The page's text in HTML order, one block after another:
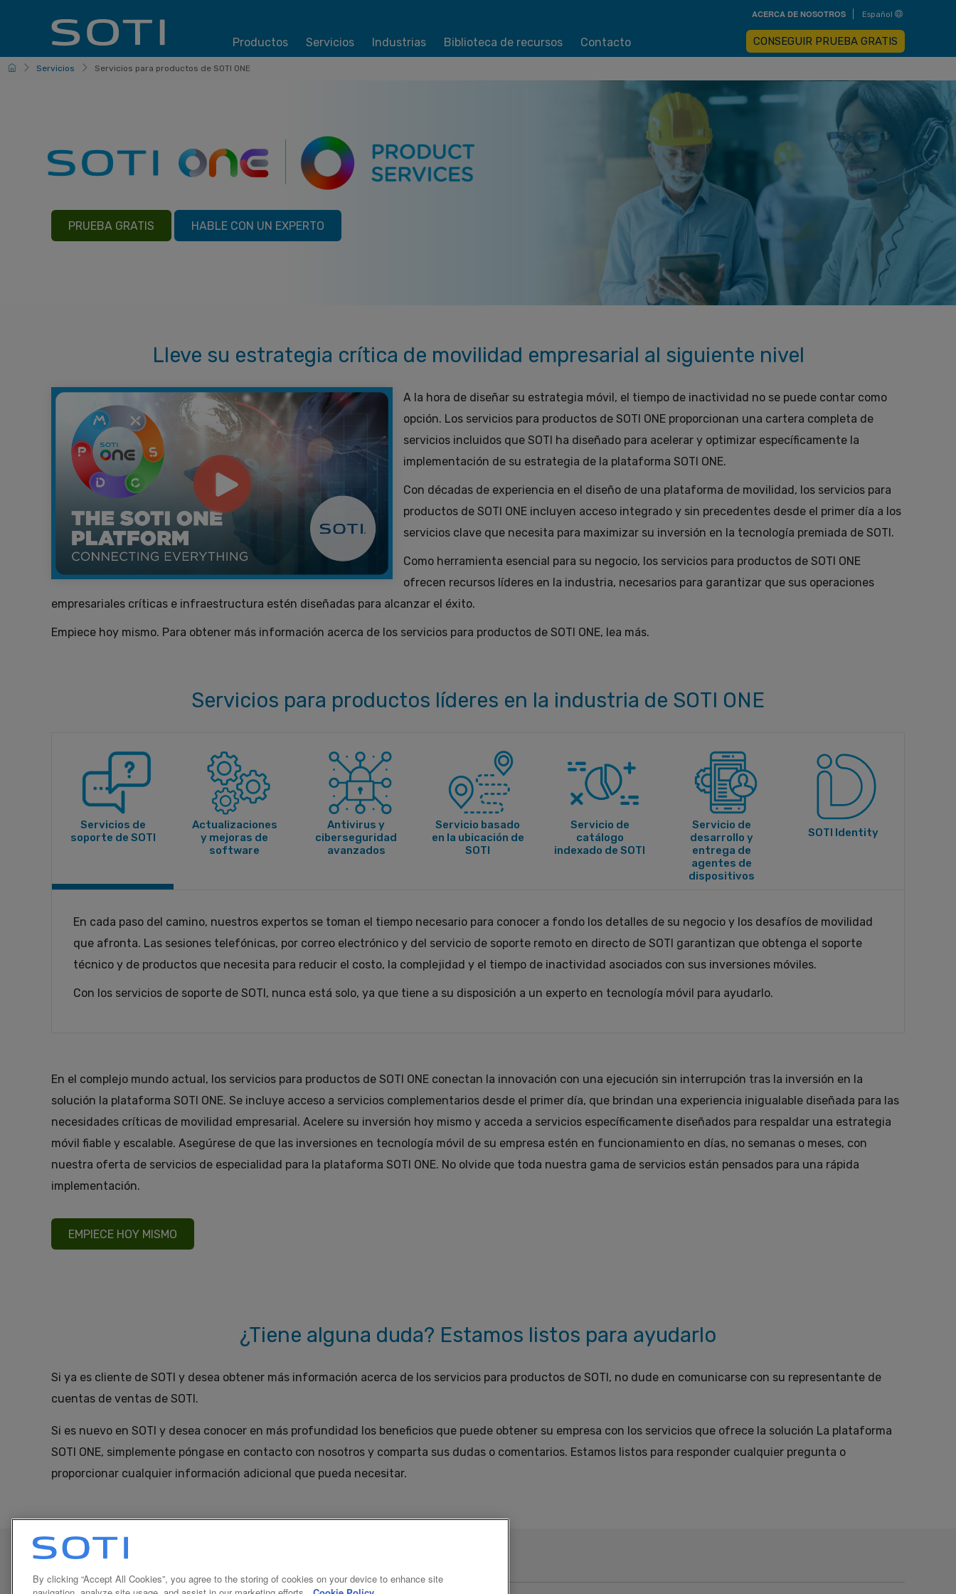
Skip
to
content
ACERCA DE NOSOTROS Español
Productos Servicios Industrias Biblioteca de recursos Contacto CONSEGUIR PRUEBA GRATIS
EspanolServicios Servicios para productos de SOTI ONE
PRUEBA GRATIS HABLE CON UN EXPERTO
Lleve su estrategia crítica de movilidad empresarial al siguiente nivel
A la hora de diseñar su estrategia móvil, el tiempo de inactividad no se puede contar como
opción. Los servicios para productos de SOTI ONE proporcionan una cartera completa de
servicios incluidos que SOTI ha diseñado para acelerar y optimizar específicamente la
implementación de su estrategia de la plataforma SOTI ONE.
Con décadas de experiencia en el diseño de una plataforma de movilidad, los servicios para
productos de SOTI ONE incluyen acceso integrado y sin precedentes desde el primer día a los
servicios clave que necesita para maximizar su inversión en la tecnología premiada de SOTI.
Como herramienta esencial para su negocio, los servicios para productos de SOTI ONE
ofrecen recursos líderes en la industria, necesarios para garantizar que sus operaciones
empresariales críticas e infraestructura estén diseñadas para alcanzar el éxito.
Empiece hoy mismo. Para obtener más información acerca de los servicios para productos de SOTI ONE, lea más.
Servicios para productos líderes en la industria de SOTI ONE
Servicios de
soporte de SOTI
Actualizaciones
y mejoras de
software
Antivirus y
ciberseguridad
avanzados
Servicio basado
en la ubicación de
SOTI
Servicio de
catálogo
indexado de SOTI
Servicio de
desarrollo y
entrega de
agentes de
dispositivos
SOTI Identity
En cada paso del camino, nuestros expertos se toman el tiempo necesario para conocer a fondo los detalles de su negocio y los desafíos de movilidad
que afronta. Las sesiones telefónicas, por correo electrónico y del servicio de soporte remoto en directo de SOTI garantizan que obtenga el soporte
técnico y de productos que necesita para reducir el costo, la complejidad y el tiempo de inactividad asociados con sus inversiones móviles.
Con los servicios de soporte de SOTI, nunca está solo, ya que tiene a su disposición a un experto en tecnología móvil para ayudarlo.
En el complejo mundo actual, los servicios para productos de SOTI ONE conectan la innovación con una ejecución sin interrupción tras la inversión en la
solución la plataforma SOTI ONE. Se incluye acceso a servicios complementarios desde el primer día, que brindan una experiencia inigualable diseñada para las
necesidades críticas de movilidad empresarial. Acelere su inversión hoy mismo y acceda a servicios específicamente diseñados para respaldar una estrategia
móvil fiable y escalable. Asegúrese de que las inversiones en tecnología móvil de su empresa estén en funcionamiento en días, no semanas o meses, con
nuestra oferta de servicios de especialidad para la plataforma SOTI ONE. No olvide que toda nuestra gama de servicios están pensados para una rápida
implementación.
EMPIECE HOY MISMO
¿Tiene alguna duda? Estamos listos para ayudarlo
Si ya es cliente de SOTI y desea obtener más información acerca de los servicios para productos de SOTI, no dude en comunicarse con su representante de
cuentas de ventas de SOTI.
Si es nuevo en SOTI y desea conocer en más profundidad los beneficios que puede obtener su empresa con los servicios que ofrece la solución La plataforma
SOTI ONE, simplemente póngase en contacto con nosotros y comparta sus dudas o comentarios. Estamos listos para responder cualquier pregunta o
proporcionar cualquier información adicional que pueda necesitar.
By clicking “Accept All Cookies”, you agree to the storing of cookies on your device to enhance site